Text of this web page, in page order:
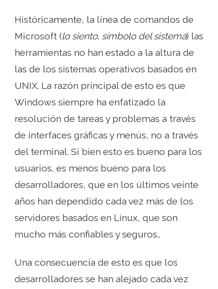
Históricamente, la línea de comandos de
Microsoft (lo siento, símbolo del sistema) las
herramientas no han estado a la altura de
las de los sistemas operativos basados ​​en
UNIX. La razón principal de esto es que
Windows siempre ha enfatizado la
resolución de tareas y problemas a través
de interfaces gráficas y menús, no a través
del terminal. Si bien esto es bueno para los
usuarios, es menos bueno para los
desarrolladores, que en los últimos veinte
años han dependido cada vez más de los
servidores basados ​​en Linux, que son
mucho más confiables y seguros..
Una consecuencia de esto es que los
desarrolladores se han alejado cada vez